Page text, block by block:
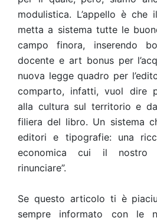
modulistica. L’appello è che
metta a sistema tutte le
campo finora, inserendo
docente e art bonus per
nuova legge quadro per
comparto, infatti, vuol dire
alla cultura sul territorio e
filiera del libro. Un sistema
editori e tipografie: una
economica cui il nostro
rinunciare”.
Se questo articolo ti è
sempre informato con le